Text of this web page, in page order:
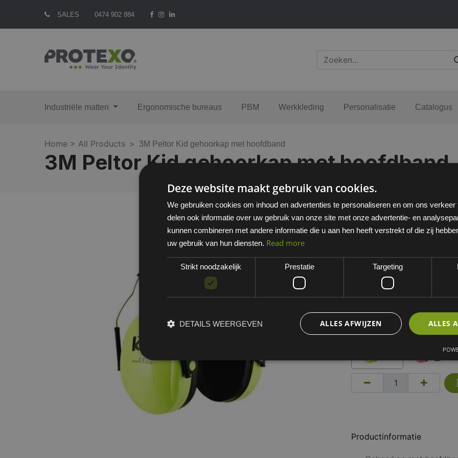
SALES 0474 902 884
Industriële matten Ergonomische bureaus PBM Werkkleding Personalisatie Catalogus
Home > All Products 3M Peltor Kid gehoorkap met hoofdband
3M Peltor Kid gehoorkap met hoofdband
EAN: 5902658102899
Minimum bestelhoeveelheid: 1
Kies een variant
Productinformatie
Deze website maakt gebruik van cookies.
We gebruiken cookies om inhoud en advertenties te personaliseren en om ons
delen ook informatie over uw gebruik van onze site met onze advertentie- en
kunnen combineren met andere informatie die u aan hen heeft verstrekt of die zij
uw gebruik van hun diensten. Read more
Strikt noodzakelijk Prestatie Targeting
ALLES
ALLES AFWIJZEN
DETAILS WEERGEVEN